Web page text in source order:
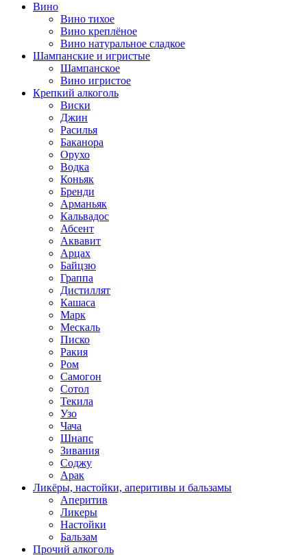
Вино
Вино тихое
Вино креплёное
Вино натуральное сладкое
Шампанские и игристые
Шампанское
Вино игристое
Крепкий алкоголь
Виски
Джин
Расилья
Баканора
Орухо
Водка
Коньяк
Бренди
Арманьяк
Кальвадос
Абсент
Аквавит
Арцах
Байцзю
Граппа
Дистиллят
Кашаса
Марк
Мескаль
Писко
Ракия
Ром
Самогон
Сотол
Текила
Узо
Чача
Шнапс
Зивания
Соджу
Арак
Ликёры, настойки, аперитивы и бальзамы
Аперитив
Ликеры
Настойки
Бальзам
Прочий алкоголь